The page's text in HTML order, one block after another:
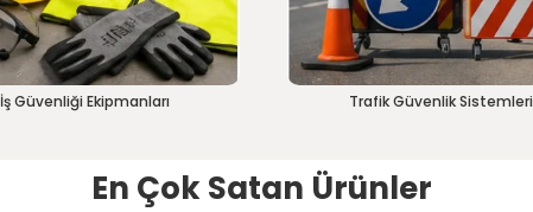
İş Güvenliği Ekipmanları Trafik Güvenlik Sistemleri
En Çok Satan Ürünler